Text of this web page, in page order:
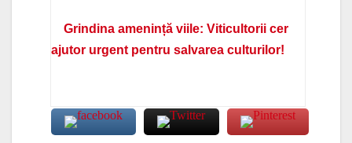
Grindina amenință viile: Viticultorii cer
ajutor urgent pentru salvarea culturilor!